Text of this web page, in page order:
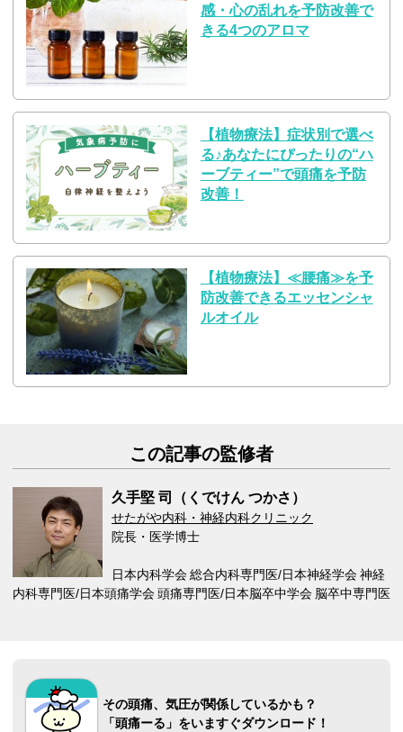
感・心の乱れを予防改善で
きる4つのアロマ
【植物療法】症状別で選べ
る♪あなたにぴったりの“ハ
ーブティー”で頭痛を予防
改善！
【植物療法】≪腰痛≫を予
防改善できるエッセンシャ
ルオイル
この記事の監修者
久手堅 司（くでけん つかさ）
せたがや内科・神経内科クリニック
院長・医学博士
日本内科学会 総合内科専門医/日本神経学会 神経
内科専門医/日本頭痛学会 頭痛専門医/日本脳卒中学会 脳卒中専門医
その頭痛、気圧が関係しているかも？
「頭痛ーる」をいますぐダウンロード！